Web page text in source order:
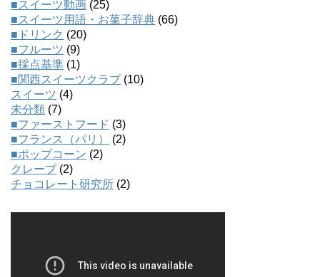
■スイーツ動画 (25)
■スイーツ用語・お菓子辞典 (66)
■ドリンク (20)
■フルーツ (9)
■採点基準 (1)
■関西スイーツクラブ (10)
スイーツ (4)
未分類 (7)
■ファーストフード (3)
■フランス（パリ）
(2)
■ポップコーン (2)
クレープ(2)
チョコレート研究所 (2)